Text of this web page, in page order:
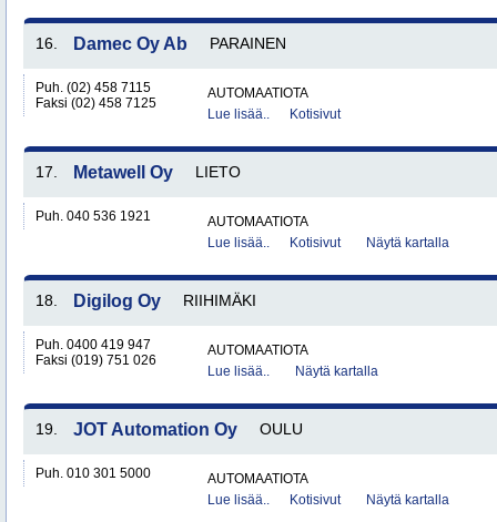
16. Damec Oy Ab PARAINEN
Puh. (02) 458 7115
Faksi (02) 458 7125
AUTOMAATIOTA
Lue lisää..
Kotisivut
17. Metawell Oy LIETO
Puh. 040 536 1921
AUTOMAATIOTA
Lue lisää..
Kotisivut Näytä kartalla
18. Digilog Oy RIIHIMÄKI
Puh. 0400 419 947
Faksi (019) 751 026
AUTOMAATIOTA
Lue lisää..
Näytä kartalla
19. JOT Automation Oy OULU
Puh. 010 301 5000
AUTOMAATIOTA
Lue lisää..
Kotisivut Näytä kartalla